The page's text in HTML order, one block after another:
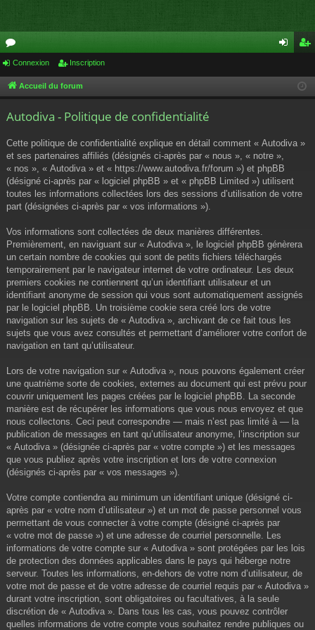
or
u cri
Connexion Inscription
Accueil du forum
Autodiva - Politique de confidentialité
Cette politique de confidentialité explique en détail comment « Autodiva »
et ses partenaires affiliés (désignés ci-après par « nous », « notre »,
« nos », « Autodiva » et « https://www.autodiva.fr/forum ») et phpBB
(désigné ci-après par « logiciel phpBB » et « phpBB Limited ») utilisent
toutes les informations collectées lors des sessions d’utilisation de votre
part (désignées ci-après par « vos informations »).
Vos informations sont collectées de deux manières différentes.
Premièrement, en naviguant sur « Autodiva », le logiciel phpBB génèrera
un certain nombre de cookies qui sont de petits fichiers téléchargés
temporairement par le navigateur internet de votre ordinateur. Les deux
premiers cookies ne contiennent qu’un identifiant utilisateur et un
identifiant anonyme de session qui vous sont automatiquement assignés
par le logiciel phpBB. Un troisième cookie sera créé lors de votre
navigation sur les sujets de « Autodiva », archivant de ce fait tous les
sujets que vous avez consultés et permettant d’améliorer votre confort de
navigation en tant qu’utilisateur.
Lors de votre navigation sur « Autodiva », nous pouvons également créer
une quatrième sorte de cookies, externes au document qui est prévu pour
couvrir uniquement les pages créées par le logiciel phpBB. La seconde
manière est de récupérer les informations que vous nous envoyez et que
nous collectons. Ceci peut correspondre — mais n’est pas limité à — la
publication de messages en tant qu’utilisateur anonyme, l’inscription sur
« Autodiva » (désignée ci-après par « votre compte ») et les messages
que vous publiez après votre inscription et lors de votre connexion
(désignés ci-après par « vos messages »).
Votre compte contiendra au minimum un identifiant unique (désigné ci-
après par « votre nom d’utilisateur ») et un mot de passe personnel vous
permettant de vous connecter à votre compte (désigné ci-après par
« votre mot de passe ») et une adresse de courriel personnelle. Les
informations de votre compte sur « Autodiva » sont protégées par les lois
de protection des données applicables dans le pays qui héberge notre
serveur. Toutes les informations, en-dehors de votre nom d’utilisateur, de
votre mot de passe et de votre adresse de courriel requis par « Autodiva »
durant votre inscription, sont obligatoires ou facultatives, à la seule
discrétion de « Autodiva ». Dans tous les cas, vous pouvez contrôler
quelles informations de votre compte vous souhaitez rendre publiques ou